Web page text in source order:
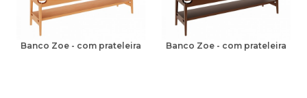
Banco Zoe - com prateleira Banco Zoe - com prateleira